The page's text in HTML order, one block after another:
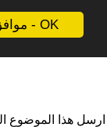
موافق - OK
ارسل هذا الموضوع